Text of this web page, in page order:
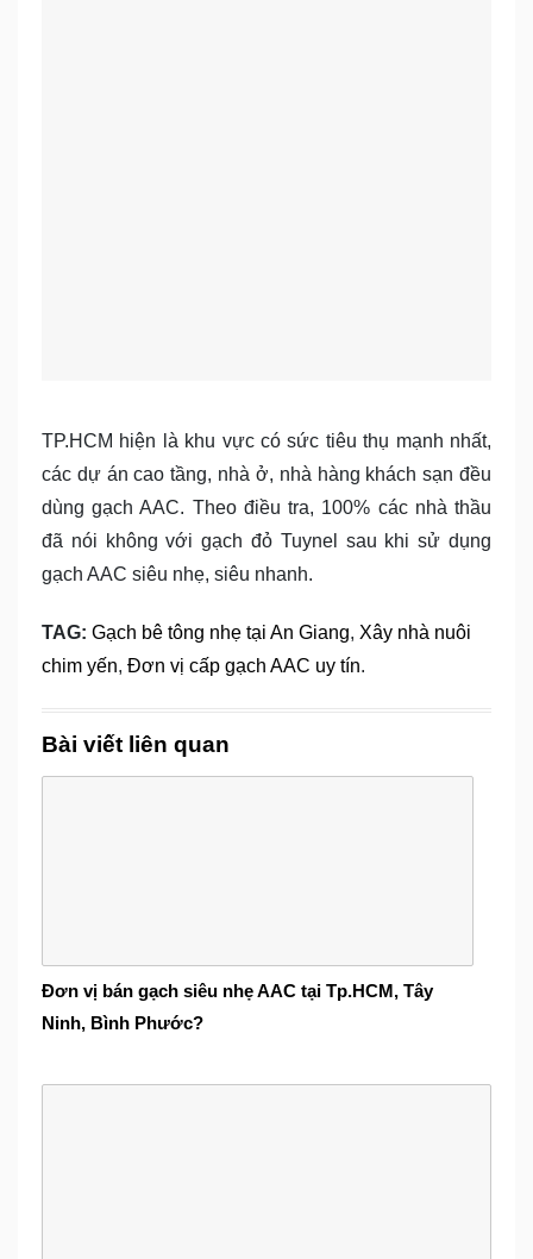
TP.HCM hiện là khu vực có sức tiêu thụ mạnh nhất,
các dự án cao tầng, nhà ở, nhà hàng khách sạn đều
dùng gạch AAC. Theo điều tra, 100% các nhà thầu
đã nói không với gạch đỏ Tuynel sau khi sử dụng
gạch AAC siêu nhẹ, siêu nhanh.
TAG: Gạch bê tông nhẹ tại An Giang, Xây nhà nuôi
chim yến, Đơn vị cấp gạch AAC uy tín.
Bài viết liên quan
Đơn vị bán gạch siêu nhẹ AAC tại Tp.HCM, Tây
Ninh, Bình Phước?